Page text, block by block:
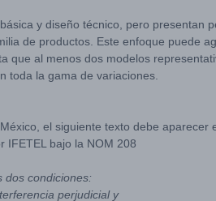
y diseño técnico, pero presentan
de productos. Este enfoque puede
que al menos dos modelos
toda la gama de variaciones.
el siguiente texto debe aparecer
IFETEL bajo la NOM 208
dos condiciones:
perjudicial y